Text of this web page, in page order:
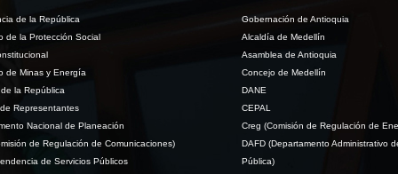
de la República
de la Protección Social
de Minas y Energía
la República
Representantes
Nacional de Planeación
de Regulación de Comunicaciones)
de Servicios Públicos
Gobernación de Antioquia
Alcaldía de Medellín
Asamblea de Antioquia
Concejo de Medellín
DANE
CEPAL
Creg (Comisión de Regulación de
DAFD (Departamento Administrativo
Pública)